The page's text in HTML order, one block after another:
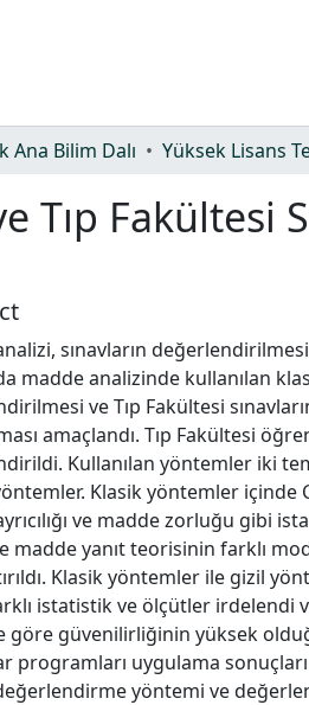
Ana Bilim Dalı
Tıp Fakültesi
sınavların
madde analizinde kullanılan
ve Tıp Fakültesi
amaçlandı. Tıp Fakültesi
Kullanılan yöntemler iki
Klasik yöntemler
ve madde zorluğu gibi
madde yanıt teorisinin farklı
Klasik yöntemler ile gizil
istatistik ve ölçütler
göre güvenilirliğinin yüksek
programları uygulama
yöntemi ve